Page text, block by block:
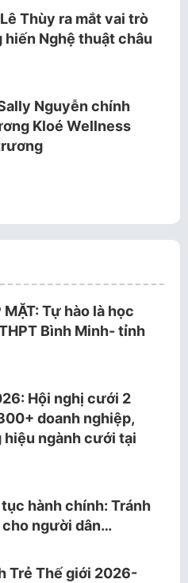
Thùy ra mắt vai trò
hiến Nghệ thuật châu
Nguyễn chính
Kloé Wellness
MẶT: Tự hào là học
Bình Minh- tỉnh
Hội nghị cưới 2
doanh nghiệp,
ngành cưới tại
hành chính: Tránh
cho người dân…
Trẻ Thế giới 2026-